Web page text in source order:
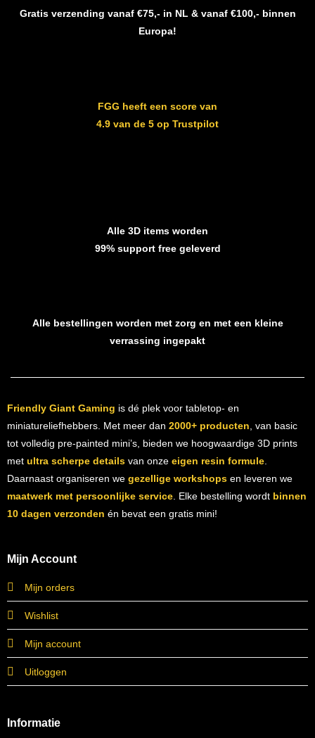
Gratis verzending vanaf €75,- in NL & vanaf €100,- binnen
Europa!
FGG heeft een score van
4.9 van de 5 op Trustpilot
Alle 3D items worden
99% support free geleverd
Alle bestellingen worden met zorg en met een kleine
verrassing ingepakt
Friendly Giant Gaming is dé plek voor tabletop- en
miniatureliefhebbers. Met meer dan 2000+ producten , van basic
tot volledig pre-painted mini’s, bieden we hoogwaardige 3D prints
met ultra scherpe detailsvan onze eigen resin formule.
Daarnaast organiseren we gezellige workshopsen leveren we
maatwerk met persoonlijke service. Elke bestelling wordt binnen
10 dagen verzonden én bevat een gratis mini!
Mijn Account
Mijn orders
Wishlist
Mijn account
Uitloggen
Informatie